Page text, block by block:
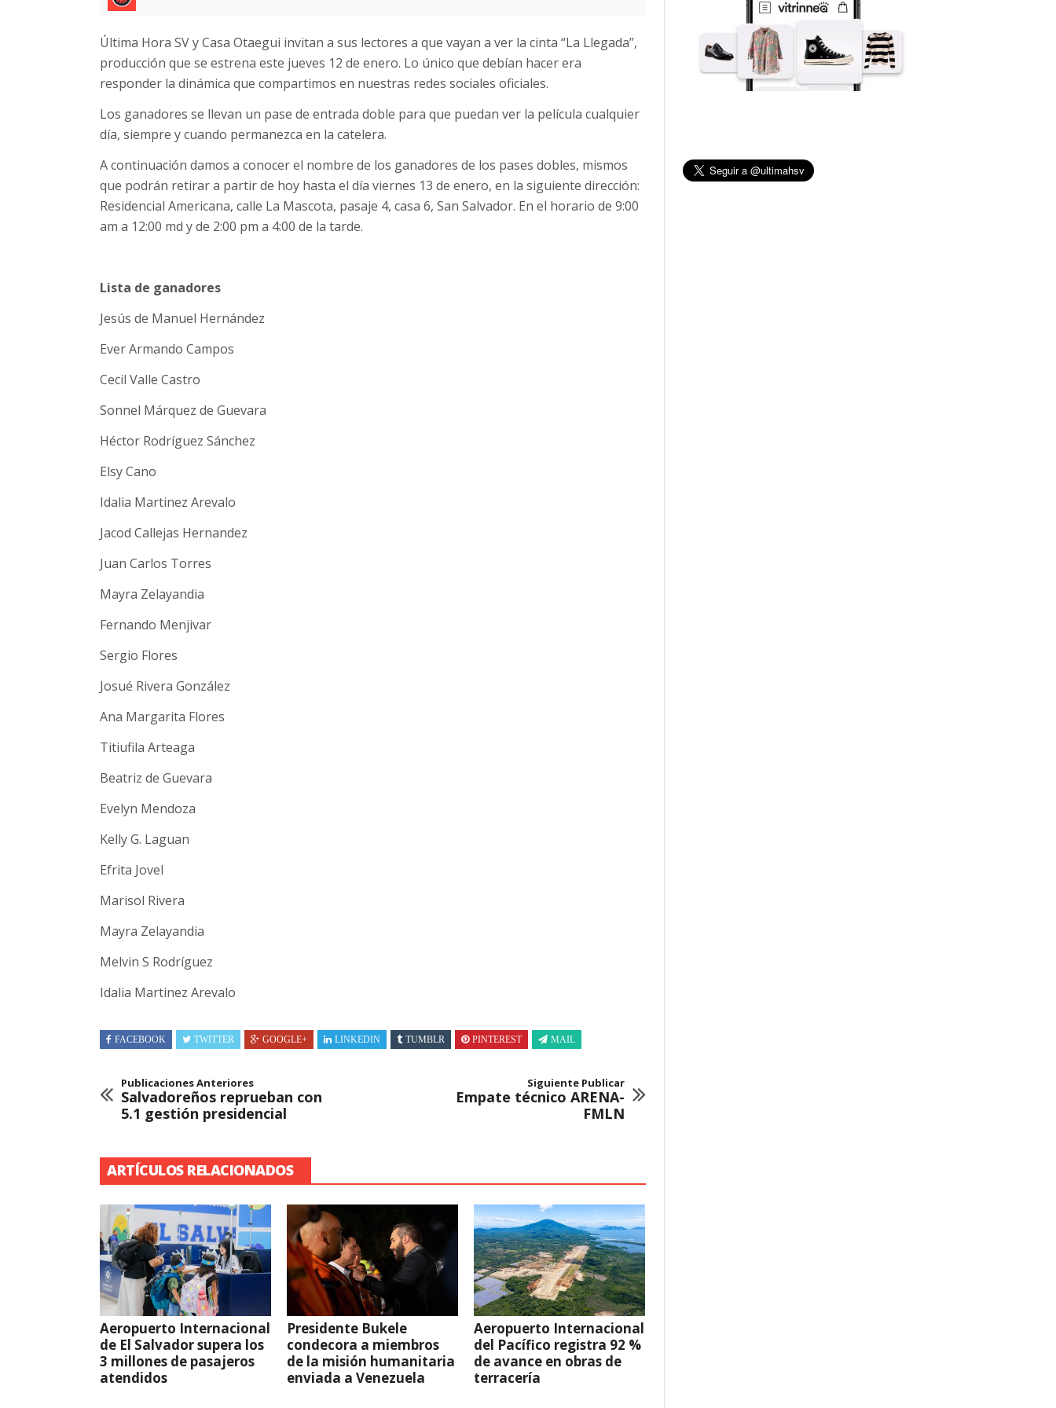
Última Hora SV y Casa Otaegui invitan a sus lectores a que vayan a ver la cinta “La Llegada”,
producción que se estrena este jueves 12 de enero. Lo único que debían hacer era
responder la dinámica que compartimos en nuestras redes sociales oficiales.
Los ganadores se llevan un pase de entrada doble para que puedan ver la película cualquier
día, siempre y cuando permanezca en la catelera.
A continuación damos a conocer el nombre de los ganadores de los pases dobles, mismos
que podrán retirar a partir de hoy hasta el día viernes 13 de enero, en la siguiente dirección:
Residencial Americana, calle La Mascota, pasaje 4, casa 6, San Salvador. En el horario de 9:00
am a 12:00 md y de 2:00 pm a 4:00 de la tarde.
Lista de ganadores
Jesús de Manuel Hernández
Ever Armando Campos
Cecil Valle Castro
Sonnel Márquez de Guevara
Héctor Rodríguez Sánchez
Elsy Cano
Idalia Martinez Arevalo
Jacod Callejas Hernandez
Juan Carlos Torres
Mayra Zelayandia
Fernando Menjivar
Sergio Flores
Josué Rivera González
Ana Margarita Flores
Titiufila Arteaga
Beatriz de Guevara
Evelyn Mendoza
Kelly G. Laguan
Efrita Jovel
Marisol Rivera
Mayra Zelayandia
Melvin S Rodríguez
Idalia Martinez Arevalo
FACEBOOK TWITTER GOOGLE+ LINKEDIN TUMBLR PINTEREST MAIL
Publicaciones Anteriores
Salvadoreños reprueban con
5.1 gestión presidencial
Siguiente Publicar
Empate técnico ARENA-
FMLN
ARTÍCULOS RELACIONADOS
Aeropuerto Internacional
de El Salvador supera los
3 millones de pasajeros
atendidos
Presidente Bukele
condecora a miembros
de la misión humanitaria
enviada a Venezuela
Aeropuerto Internacional
del Pacífico registra 92 %
de avance en obras de
terracería